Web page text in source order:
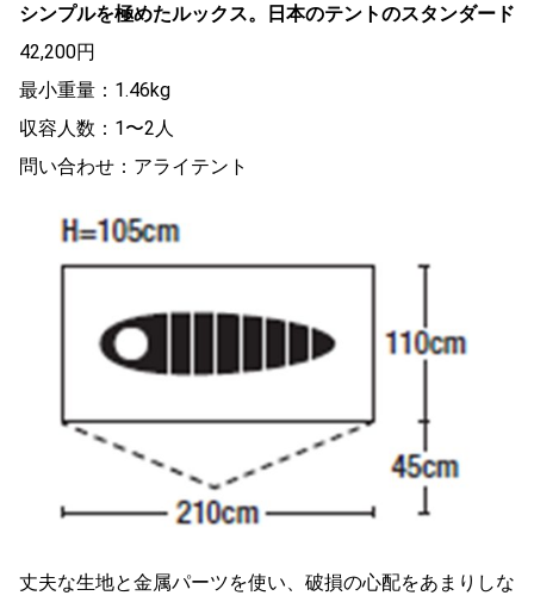
シンプルを極めたルックス。日本のテントのスタンダード
42,200円
最小重量：1.46kg
収容人数：1〜2人
問い合わせ：アライテント
丈夫な生地と金属パーツを使い、破損の心配をあまりしな